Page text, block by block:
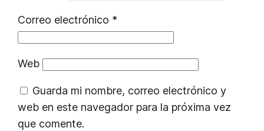
Correo electrónico *
Web
Guarda mi nombre, correo electrónico y
web en este navegador para la próxima vez
que comente.